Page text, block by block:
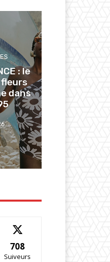
: le
dans
708
Suiveurs